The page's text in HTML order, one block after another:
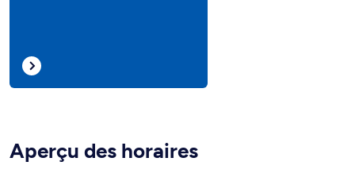
Aperçu des horaires